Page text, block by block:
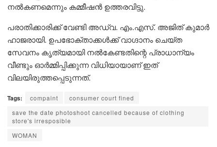
നൽകണമെന്നും കമ്മീഷൻ ഉത്തരവിട്ടു.
പരാതിക്കാരിക്ക് വേണ്ടി അഡ്വ. എം.എസ്. അജിത് കുമാർ
ഹാജരായി. ഉപഭോക്താക്കൾക്ക് വാഗ്ദാനം ചെയ്ത
സേവനം കൃത്യമായി നൽകേണ്ടതിന്റെ പ്രാധാന്യം
വീണ്ടും ഓർമ്മിപ്പിക്കുന്ന വിധിയായാണ് ഇത്
വിലയിരുത്തപ്പെടുന്നത്.
Tags: compaint
consumer court fined
save the date photoshoot cancelled because of clothing
store's irresposible
WOMAN